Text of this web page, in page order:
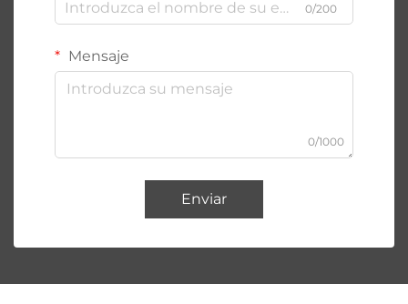
0/200
Mensaje
0/1000
Enviar